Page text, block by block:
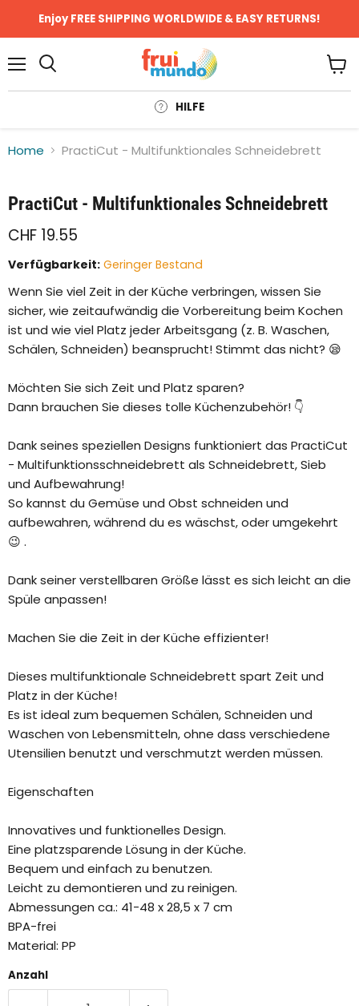
Enjoy FREE SHIPPING WORLDWIDE & EASY RETURNS!
HILFE
Home PractiCut - Multifunktionales Schneidebrett
Klicken oder scrollen, um zu Zoomen
PractiCut - Multifunktionales Schneidebrett
CHF 19.55
Verfügbarkeit: Geringer Bestand
Wenn Sie viel Zeit in der Küche verbringen, wissen Sie
sicher, wie zeitaufwändig die Vorbereitung beim Kochen
ist und wie viel Platz jeder Arbeitsgang (z. B. Waschen,
Schälen, Schneiden) beansprucht! Stimmt das nicht? 😪
Möchten Sie sich Zeit und Platz sparen?
Dann brauchen Sie dieses tolle Küchenzubehör! 👇
Dank seines speziellen Designs funktioniert das PractiCut
- Multifunktionsschneidebrett als Schneidebrett, Sieb
und Aufbewahrung!
So kannst du Gemüse und Obst schneiden und
aufbewahren, während du es wäschst, oder umgekehrt
😉 .
Dank seiner verstellbaren Größe lässt es sich leicht an die
Spüle anpassen!
Machen Sie die Zeit in der Küche effizienter!
Dieses multifunktionale Schneidebrett spart Zeit und
Platz in der Küche!
Es ist ideal zum bequemen Schälen, Schneiden und
Waschen von Lebensmitteln, ohne dass verschiedene
Utensilien benutzt und verschmutzt werden müssen.
Eigenschaften
Innovatives und funktionelles Design.
Eine platzsparende Lösung in der Küche.
Bequem und einfach zu benutzen.
Leicht zu demontieren und zu reinigen.
Abmessungen ca.: 41-48 x 28,5 x 7 cm
BPA-frei
Material: PP
Anzahl